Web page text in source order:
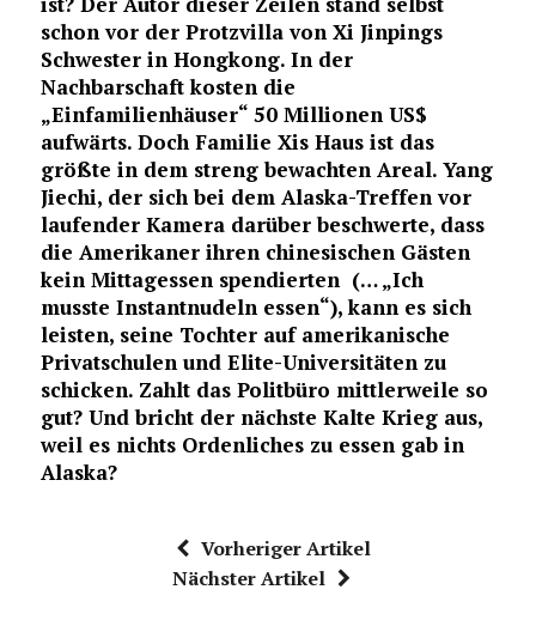
schon vor der Protzvilla von Xi Jinpings
Schwester in Hongkong. In der
Nachbarschaft kosten die
„Einfamilienhäuser“ 50 Millionen US$
aufwärts. Doch Familie Xis Haus ist das
größte in dem streng bewachten Areal. Yang
Jiechi, der sich bei dem Alaska-Treffen vor
laufender Kamera darüber beschwerte, dass
die Amerikaner ihren chinesischen Gästen
kein Mittagessen spendierten (… „Ich
musste Instantnudeln essen“), kann es sich
leisten, seine Tochter auf amerikanische
Privatschulen und Elite-Universitäten zu
schicken. Zahlt das Politbüro mittlerweile so
gut? Und bricht der nächste Kalte Krieg aus,
weil es nichts Ordenliches zu essen gab in
Alaska?
Vorheriger Artikel
Nächster Artikel